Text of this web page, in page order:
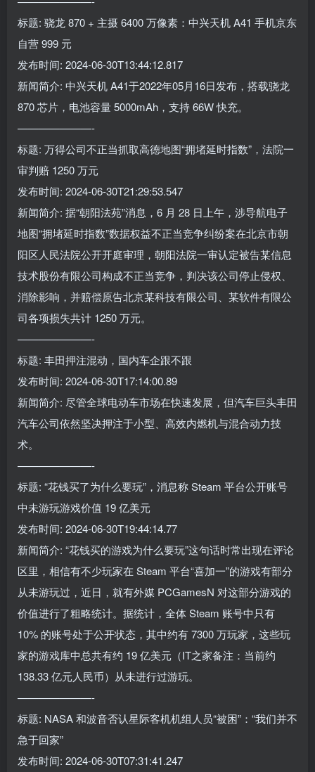
标题: 骁龙 870 + 主摄 6400 万像素：中兴天机 A41 手机京东
自营 999 元
发布时间: 2024-06-30T13:44:12.817
新闻简介: 中兴天机 A41于2022年05月16日发布，搭载骁龙
870 芯片，电池容量 5000mAh，支持 66W 快充。
———————-
标题: 万得公司不正当抓取高德地图“拥堵延时指数”，法院一
审判赔 1250 万元
发布时间: 2024-06-30T21:29:53.547
新闻简介: 据“朝阳法苑”消息，6 月 28 日上午，涉导航电子
地图“拥堵延时指数”数据权益不正当竞争纠纷案在北京市朝
阳区人民法院公开开庭审理，朝阳法院一审认定被告某信息
技术股份有限公司构成不正当竞争，判决该公司停止侵权、
消除影响，并赔偿原告北京某科技有限公司、某软件有限公
司各项损失共计 1250 万元。
———————-
标题: 丰田押注混动，国内车企跟不跟
发布时间: 2024-06-30T17:14:00.89
新闻简介: 尽管全球电动车市场在快速发展，但汽车巨头丰田
汽车公司依然坚决押注于小型、高效内燃机与混合动力技
术。
———————-
标题: “花钱买了为什么要玩”，消息称 Steam 平台公开账号
中未游玩游戏价值 19 亿美元
发布时间: 2024-06-30T19:44:14.77
新闻简介: “花钱买的游戏为什么要玩”这句话时常出现在评论
区里，相信有不少玩家在 Steam 平台“喜加一”的游戏有部分
从未游玩过，近日，就有外媒 PCGamesN 对这部分游戏的
价值进行了粗略统计。据统计，全体 Steam 账号中只有
10% 的账号处于公开状态，其中约有 7300 万玩家，这些玩
家的游戏库中总共有约 19 亿美元（IT之家备注：当前约
138.33 亿元人民币）从未进行过游玩。
———————-
标题: NASA 和波音否认星际客机机组人员“被困”：“我们并不
急于回家”
发布时间: 2024-06-30T07:31:41.247